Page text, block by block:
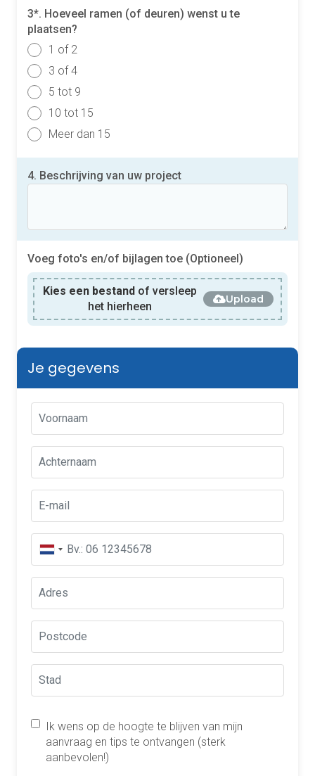
3*. Hoeveel ramen (of deuren) wenst u te
plaatsen?
1 of 2
3 of 4
5 tot 9
10 tot 15
Meer dan 15
4. Beschrijving van uw project
Voeg foto's en/of bijlagen toe (Optioneel)
Kies een bestand of versleep
het hierheen
Upload
Je gegevens
Ik wens op de hoogte te blijven van mijn
aanvraag en tips te ontvangen (sterk
aanbevolen!)